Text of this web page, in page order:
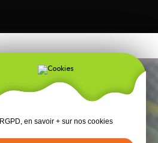
RGPD, en savoir + sur nos cookies